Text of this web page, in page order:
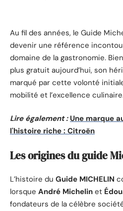
Au fil des années, le Guide
devenir une référence
domaine de la gastronomie.
plus gratuit aujourd’hui, son
marqué par cette volonté
mobilité et l’excellence
Lire également : Une marque
l'histoire riche : Citroën
Les origines du guide
L’histoire du Guide MICHELIN
lorsque André Michelin et
fondateurs de la célèbre